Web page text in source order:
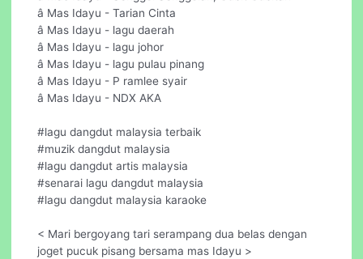
â Mas Idayu - Tarian Cinta
â Mas Idayu - lagu daerah
â Mas Idayu - lagu johor
â Mas Idayu - lagu pulau pinang
â Mas Idayu - P ramlee syair
â Mas Idayu - NDX AKA
#lagu dangdut malaysia terbaik
#muzik dangdut malaysia
#lagu dangdut artis malaysia
#senarai lagu dangdut malaysia
#lagu dangdut malaysia karaoke
< Mari bergoyang tari serampang dua belas dengan
joget pucuk pisang bersama mas Idayu >